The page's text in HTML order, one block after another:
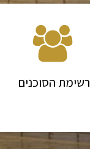
רשימת הסוכנים